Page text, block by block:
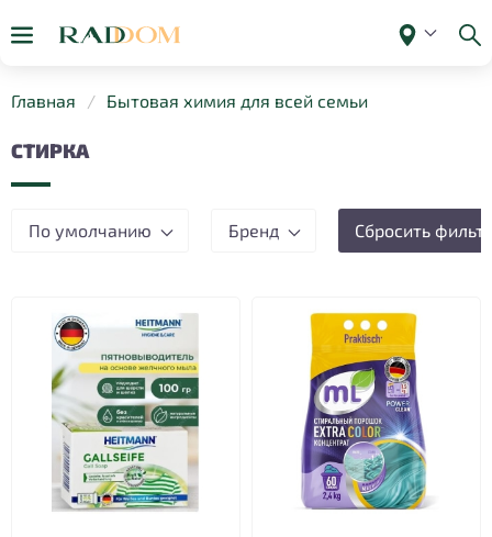
Главная Бытовая химия для всей семьи
СТИРКА
По умолчанию Бренд Сбросить